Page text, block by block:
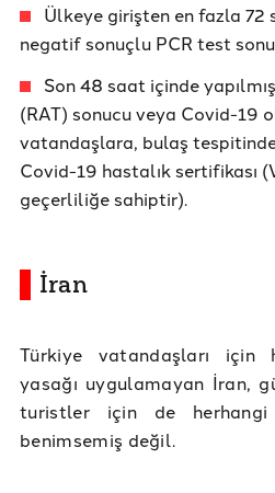
Ülkeye girişten en fazla 72
negatif sonuçlu PCR test
Son 48 saat içinde
(RAT) sonucu veya Covid-19
vatandaşlara, bulaş
Covid-19 hastalık sertifikası
geçerliliğe sahiptir).
İran
Türkiye vatandaşları için
yasağı uygulamayan İran,
turistler için de
benimsemiş değil.